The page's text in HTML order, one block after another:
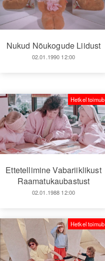
Nukud Nõukogude Liidust
02.01.1990 12:00
Ettetellimine Vabariiklikust
Raamatukaubastust
02.01.1988 12:00
Hetkel toimub
Hetkel toimub